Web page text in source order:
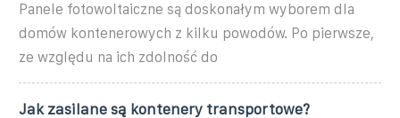
Panele fotowoltaiczne są doskonałym wyborem dla
domów kontenerowych z kilku powodów. Po pierwsze,
ze względu na ich zdolność do
Jak zasilane są kontenery transportowe?